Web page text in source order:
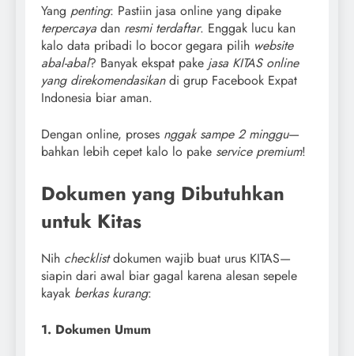
Yang penting: Pastiin jasa online yang dipake
terpercaya dan resmi terdaftar. Enggak lucu kan
kalo data pribadi lo bocor gegara pilih website
abal-abal? Banyak ekspat pake jasa KITAS online
yang direkomendasikandi grup Facebook Expat
Indonesia biar aman.
Dengan online, proses nggak sampe 2 minggu—
bahkan lebih cepet kalo lo pake service premium!
Dokumen yang Dibutuhkan
untuk Kitas
Nih checklistdokumen wajib buat urus KITAS—
siapin dari awal biar gagal karena alesan sepele
kayak berkas kurang:
1. Dokumen Umum